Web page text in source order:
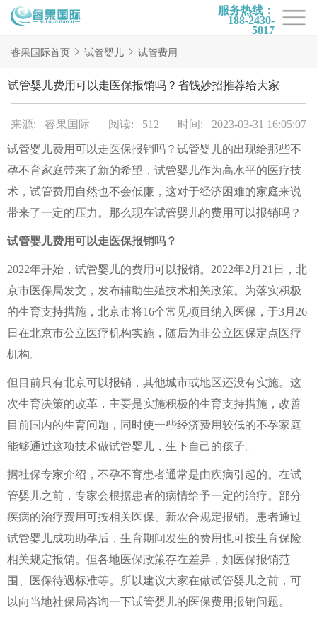
服务热线：
188-2430-
5817
首页
试管项目
试管百科
试管医院
睿果国际
睿果国际首页 试管婴儿 试管费用
试管婴儿费用可以走医保报销吗？省钱妙招推荐给大家
来源: 睿果国际 阅读: 512 时间: 2023-03-31 16:05:07
试管婴儿费用可以走医保报销吗？试管婴儿的出现给那些不
孕不育家庭带来了新的希望，试管婴儿作为高水平的医疗技
术，试管费用自然也不会低廉，这对于经济困难的家庭来说
带来了一定的压力。那么现在试管婴儿的费用可以报销吗？
试管婴儿费用可以走医保报销吗？
2022年开始，试管婴儿的费用可以报销。2022年2月21日，北
京市医保局发文，发布辅助生殖技术相关政策。为落实积极
的生育支持措施，北京市将16个常见项目纳入医保，于3月26
日在北京市公立医疗机构实施，随后为非公立医保定点医疗
机构。
但目前只有北京可以报销，其他城市或地区还没有实施。这
次生育决策的改革，主要是实施积极的生育支持措施，改善
目前国内的生育问题，同时使一些经济费用较低的不孕家庭
能够通过这项技术做试管婴儿，生下自己的孩子。
据社保专家介绍，不孕不育患者通常是由疾病引起的。在试
管婴儿之前，专家会根据患者的病情给予一定的治疗。部分
疾病的治疗费用可按相关医保、新农合规定报销。患者通过
试管婴儿成功助孕后，生育期间发生的费用也可按生育保险
相关规定报销。但各地医保政策存在差异，如医保报销范
围、医保待遇标准等。所以建议大家在做试管婴儿之前，可
以向当地社保局咨询一下试管婴儿的医保费用报销问题。